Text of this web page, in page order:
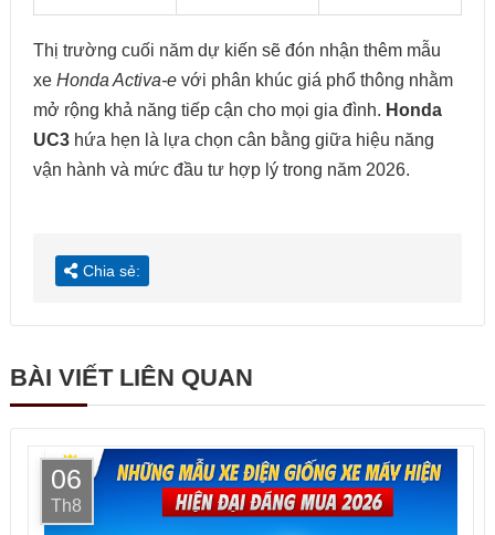
Thị trường cuối năm dự kiến sẽ đón nhận thêm mẫu
xe Honda Activa-evới phân khúc giá phổ thông nhằm
mở rộng khả năng tiếp cận cho mọi gia đình. Honda
UC3hứa hẹn là lựa chọn cân bằng giữa hiệu năng
vận hành và mức đầu tư hợp lý trong năm 2026.
Chia sẻ:
BÀI VIẾT LIÊN QUAN
06
Th8